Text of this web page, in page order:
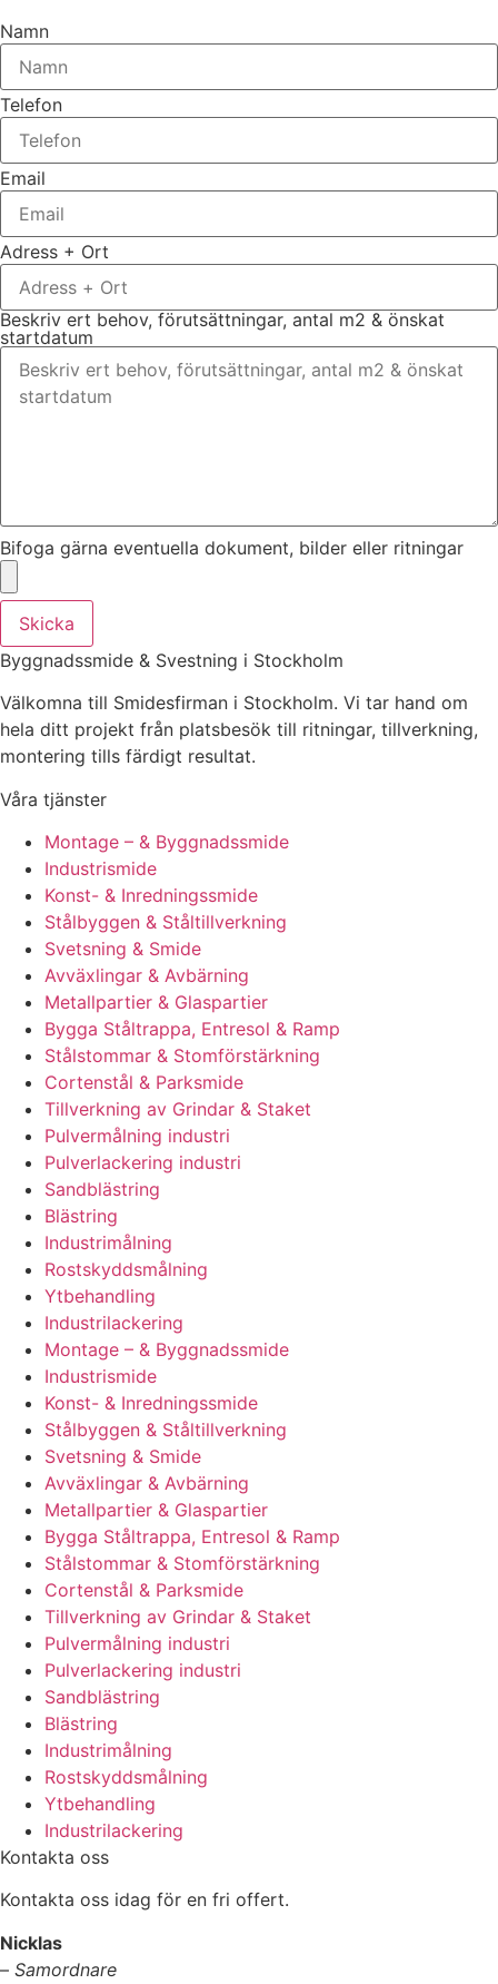
Namn
Telefon
Email
Adress + Ort
Beskriv ert behov, förutsättningar, antal m2 & önskat
startdatum
Bifoga gärna eventuella dokument, bilder eller ritningar
Skicka
Byggnadssmide & Svestning i Stockholm
Välkomna till Smidesfirman i Stockholm. Vi tar hand om
hela ditt projekt från platsbesök till ritningar, tillverkning,
montering tills färdigt resultat.
Våra tjänster
Montage – & Byggnadssmide
Industrismide
Konst- & Inredningssmide
Stålbyggen & Ståltillverkning
Svetsning & Smide
Avväxlingar & Avbärning
Metallpartier & Glaspartier
Bygga Ståltrappa, Entresol & Ramp
Stålstommar & Stomförstärkning
Cortenstål & Parksmide
Tillverkning av Grindar & Staket
Pulvermålning industri
Pulverlackering industri
Sandblästring
Blästring
Industrimålning
Rostskyddsmålning
Ytbehandling
Industrilackering
Montage – & Byggnadssmide
Industrismide
Konst- & Inredningssmide
Stålbyggen & Ståltillverkning
Svetsning & Smide
Avväxlingar & Avbärning
Metallpartier & Glaspartier
Bygga Ståltrappa, Entresol & Ramp
Stålstommar & Stomförstärkning
Cortenstål & Parksmide
Tillverkning av Grindar & Staket
Pulvermålning industri
Pulverlackering industri
Sandblästring
Blästring
Industrimålning
Rostskyddsmålning
Ytbehandling
Industrilackering
Kontakta oss
Kontakta oss idag för en fri offert.
Nicklas
– Samordnare